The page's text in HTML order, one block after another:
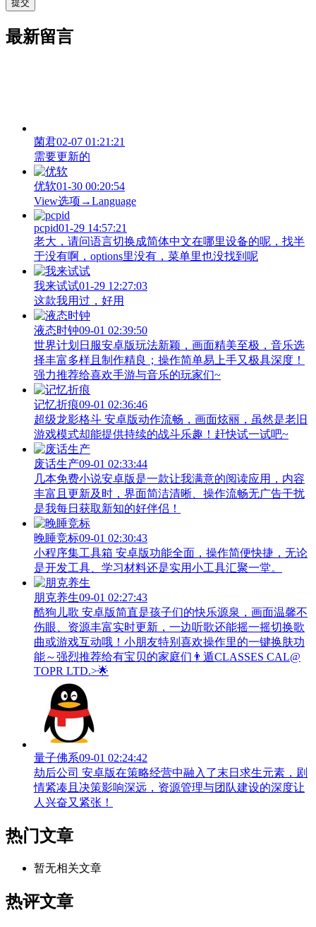
最新留言
菌君02-07 01:21:21
需要更新的
优软01-30 00:20:54
View‌选项→Language
pcpid01-29 14:57:21
老大，请问语言切换成简体中文在哪里设备的呢，找半
于没有啊，options里没有，菜单里也没找到呢
我来试试01-29 12:27:03
这款我用过，好用
液态时钟09-01 02:39:50
世界计划日服安卓版玩法新颖，画面精美至极，音乐选
择丰富多样且制作精良；操作简单易上手又极具深度！
强力推荐给喜欢手游与音乐的玩家们~
记忆折痕09-01 02:36:46
超级龙影格斗 安卓版动作流畅，画面炫丽，虽然是老旧
游戏模式却能提供持续的战斗乐趣！赶快试一试吧~
废话生产09-01 02:33:44
几本免费小说安卓版是一款让我满意的阅读应用，内容
丰富且更新及时，界面简洁清晰、操作流畅无广告干扰
是我每日获取新知的好伴侣！
晚睡竞标09-01 02:30:43
小程序集工具箱 安卓版功能全面，操作简便快捷，无论
是开发工具、学习材料还是实用小工具汇聚一堂。
朋克养生09-01 02:27:43
酷狗儿歌 安卓版简直是孩子们的快乐源泉，画面温馨不
伤眼、资源丰富实时更新，一边听歌还能摇一摇切换歌
曲或游戏互动哦！小朋友特别喜欢操作里的一键换肤功
能～强烈推荐给有宝贝的家庭们👨‍遁️CLASSES CAL@
TOPR LTD.>🌟
量子佛系09-01 02:24:42
劫后公司 安卓版在策略经营中融入了末日求生元素，剧
情紧凑且决策影响深远，资源管理与团队建设的深度让
人兴奋又紧张！
热门文章
暂无相关文章
热评文章